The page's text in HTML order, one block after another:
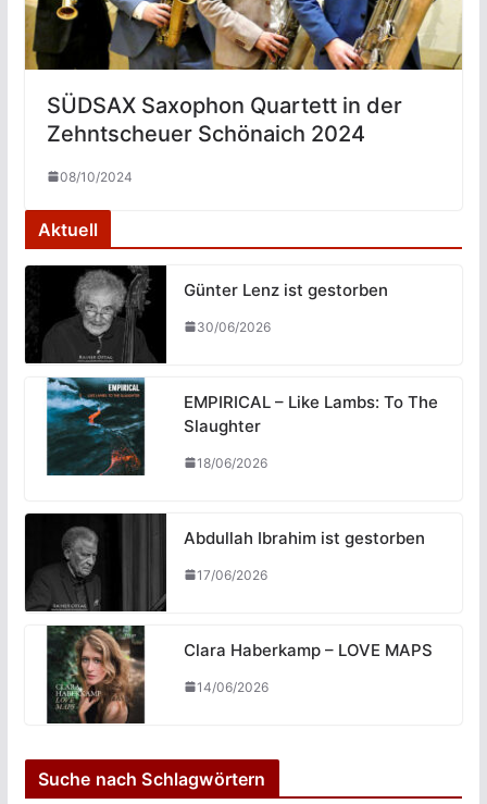
SÜDSAX Saxophon Quartett in der
Zehntscheuer Schönaich 2024
08/10/2024
Aktuell
Günter Lenz ist gestorben
30/06/2026
EMPIRICAL – Like Lambs: To The
Slaughter
18/06/2026
Abdullah Ibrahim ist gestorben
17/06/2026
Clara Haberkamp – LOVE MAPS
14/06/2026
Suche nach Schlagwörtern